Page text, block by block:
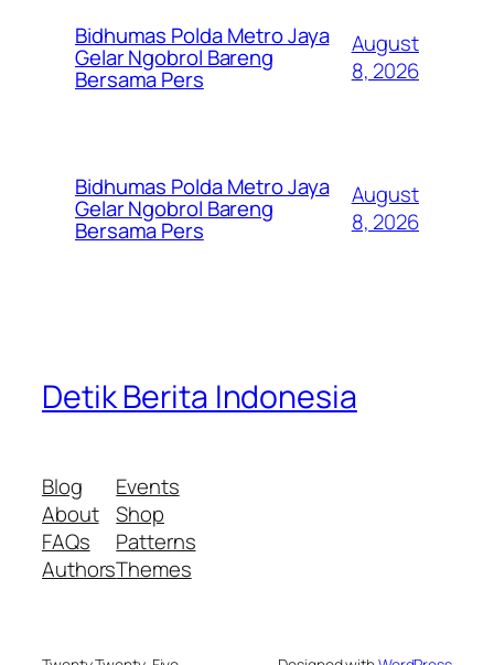
Bidhumas Polda Metro Jaya
Gelar Ngobrol Bareng
Bersama Pers
August
8, 2026
Bidhumas Polda Metro Jaya
Gelar Ngobrol Bareng
Bersama Pers
August
8, 2026
Detik Berita Indonesia
Blog
About
FAQs
Authors
Events
Shop
Patterns
Themes